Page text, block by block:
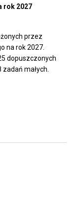
rok 2027
przez
na rok 2027.
dopuszczonych
małych.